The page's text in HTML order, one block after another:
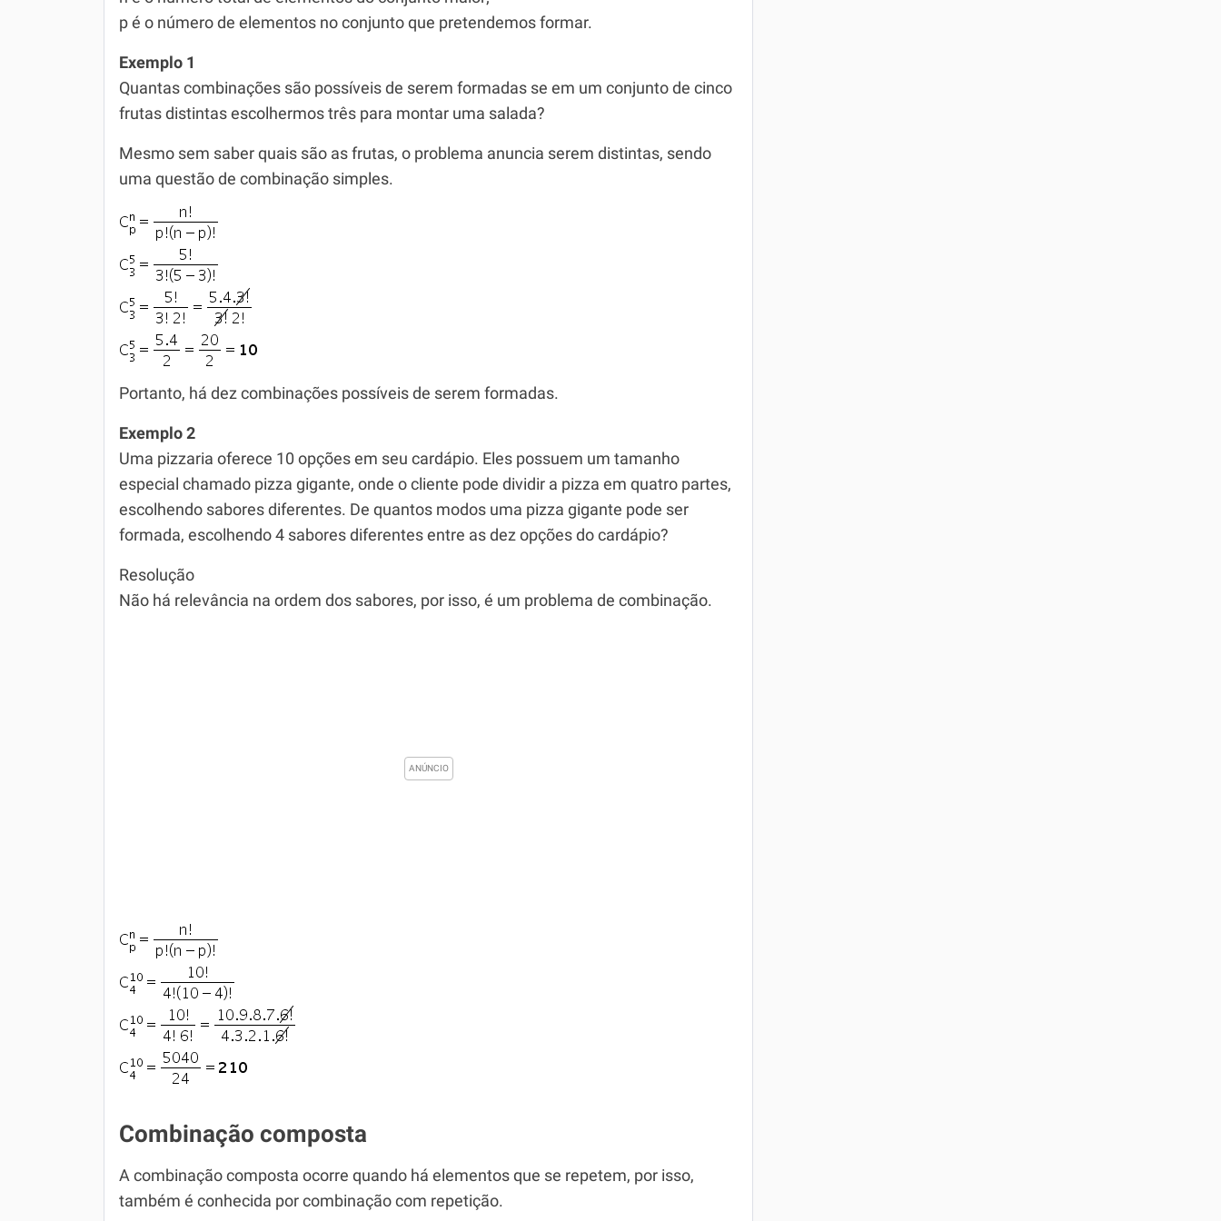
p é o número de elementos no conjunto que pretendemos formar.
Exemplo 1
Quantas combinações são possíveis de serem formadas se em um conjunto de cinco
frutas distintas escolhermos três para montar uma salada?
Mesmo sem saber quais são as frutas, o problema anuncia serem distintas, sendo
uma questão de combinação simples.
Portanto, há dez combinações possíveis de serem formadas.
Exemplo 2
Uma pizzaria oferece 10 opções em seu cardápio. Eles possuem um tamanho
especial chamado pizza gigante, onde o cliente pode dividir a pizza em quatro partes,
escolhendo sabores diferentes. De quantos modos uma pizza gigante pode ser
formada, escolhendo 4 sabores diferentes entre as dez opções do cardápio?
Resolução
Não há relevância na ordem dos sabores, por isso, é um problema de combinação.
Combinação composta
A combinação composta ocorre quando há elementos que se repetem, por isso,
também é conhecida por combinação com repetição.